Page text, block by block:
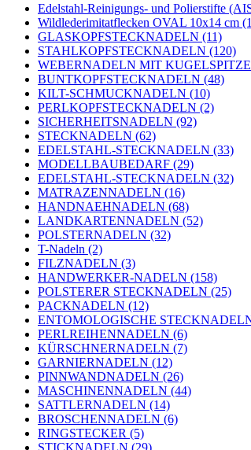
Edelstahl-Reinigungs- und Polierstifte
Wildlederimitatflecken OVAL 10x14 cm
GLASKOPFSTECKNADELN (11)
STAHLKOPFSTECKNADELN (120)
WEBERNADELN MIT
BUNTKOPFSTECKNADELN (48)
KILT-SCHMUCKNADELN (10)
PERLKOPFSTECKNADELN (2)
SICHERHEITSNADELN (92)
STECKNADELN (62)
EDELSTAHL-STECKNADELN (33)
MODELLBAUBEDARF (29)
EDELSTAHL-STECKNADELN (32)
MATRAZENNADELN (16)
HANDNAEHNADELN (68)
LANDKARTENNADELN (52)
POLSTERNADELN (32)
T-Nadeln (2)
FILZNADELN (3)
HANDWERKER-NADELN (158)
POLSTERER STECKNADELN (25)
PACKNADELN (12)
ENTOMOLOGISCHE
PERLREIHENNADELN (6)
KÜRSCHNERNADELN (7)
GARNIERNADELN (12)
PINNWANDNADELN (26)
MASCHINENNADELN (44)
SATTLERNADELN (14)
BROSCHENNADELN (6)
RINGSTECKER (5)
STICKNADELN (29)